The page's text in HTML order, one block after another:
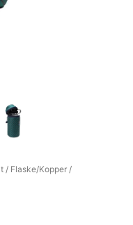
/ Flaske/Kopper /